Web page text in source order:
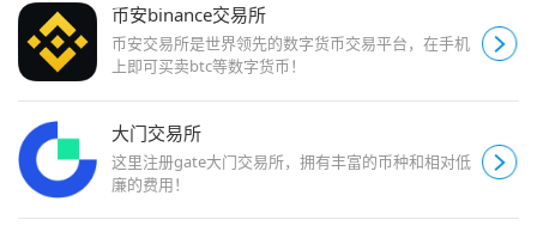
币安binance交易所
币安交易所是世界领先的数字货币交易平台，在手机
上即可买卖btc等数字货币！
大门交易所
这里注册gate大门交易所，拥有丰富的币种和相对低
廉的费用！